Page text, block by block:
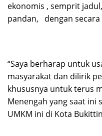
ekonomis , semprit
pandan, dengan secara
“Saya berharap untuk
masyarakat dan dilirik
khususnya untuk terus
Menengah yang saat ini
UMKM ini di Kota